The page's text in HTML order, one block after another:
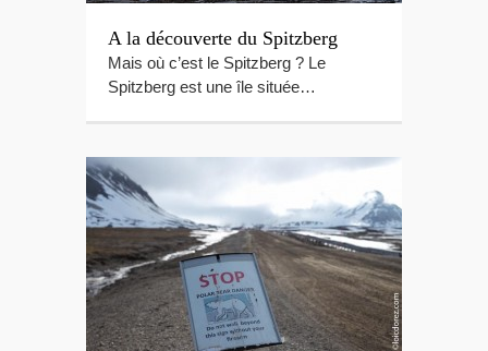
A la découverte du Spitzberg
Mais où c’est le Spitzberg ? Le
Spitzberg est une île située…